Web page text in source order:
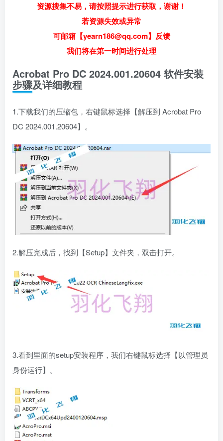
资源搜集不易，请按照提示进行获取，谢谢！
若资源失效或异常
可邮箱【yearn186@qq.com】反馈
我们将在第一时间进行处理
Acrobat Pro DC 2024.001.20604 软件安装
步骤及详细教程
1.下载我们的压缩包，右键鼠标选择【解压到 Acrobat Pro
DC 2024.001.20604】。
2.解压完成后，找到【Setup】文件夹，双击打开。
3.看到里面的setup安装程序，我们右键鼠标选择【以管理员
身份运行】。